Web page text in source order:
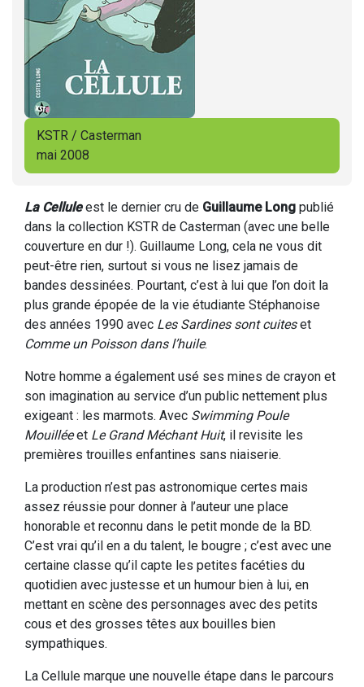
KSTR / Casterman
mai 2008
La Celluleest le dernier cru de Guillaume Long publié
dans la collection KSTR de Casterman (avec une belle
couverture en dur !). Guillaume Long, cela ne vous dit
peut-être rien, surtout si vous ne lisez jamais de
bandes dessinées. Pourtant, c’est à lui que l’on doit la
plus grande épopée de la vie étudiante Stéphanoise
des années 1990 avec Les Sardines sont cuiteset
Comme un Poisson dans l’huile.
Notre homme a également usé ses mines de crayon et
son imagination au service d’un public nettement plus
exigeant : les marmots. Avec Swimming Poule
Mouilléeet Le Grand Méchant Huit, il revisite les
premières trouilles enfantines sans niaiserie.
La production n’est pas astronomique certes mais
assez réussie pour donner à l’auteur une place
honorable et reconnu dans le petit monde de la BD.
C’est vrai qu’il en a du talent, le bougre ; c’est avec une
certaine classe qu’il capte les petites facéties du
quotidien avec justesse et un humour bien à lui, en
mettant en scène des personnages avec des petits
cous et des grosses têtes aux bouilles bien
sympathiques.
La Cellule marque une nouvelle étape dans le parcours